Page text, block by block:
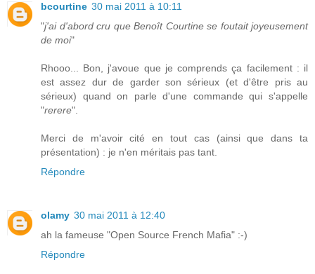
bcourtine 30 mai 2011 à 10:11
"j'ai d'abord cru que Benoît Courtine se foutait joyeusement
de moi"
Rhooo... Bon, j'avoue que je comprends ça facilement : il
est assez dur de garder son sérieux (et d'être pris au
sérieux) quand on parle d'une commande qui s'appelle
"rerere".
Merci de m'avoir cité en tout cas (ainsi que dans ta
présentation) : je n'en méritais pas tant.
Répondre
olamy 30 mai 2011 à 12:40
ah la fameuse "Open Source French Mafia" :-)
Répondre